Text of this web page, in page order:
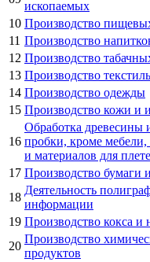
ископаемых
10 Производство
11 Производство
12 Производство
13 Производство
14 Производство одежды
15 Производство кожи и
16
Обработка древесины
пробки, кроме мебели,
и материалов для
17 Производство бумаги
18
Деятельность
информации
19 Производство кокса и
20
Производство
продуктов